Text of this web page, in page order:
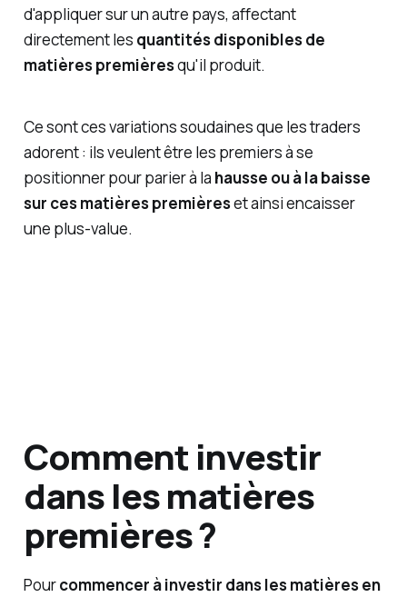
d'appliquer sur un autre pays, affectant
directement les quantités disponibles de
matières premièresqu'il produit.
Ce sont ces variations soudaines que les traders
adorent : ils veulent être les premiers à se
positionner pour parier à la hausse ou à la baisse
sur ces matières premièreset ainsi encaisser
une plus-value.
Comment investir
dans les matières
premières ?
Pourcommencer à investir dans les matières en